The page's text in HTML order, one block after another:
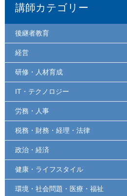
講師カテゴリー
後継者教育
経営
研修・人材育成
IT・テクノロジー
労務・人事
税務・財務・経理・法律
政治・経済
健康・ライフスタイル
環境・社会問題・医療・福祉